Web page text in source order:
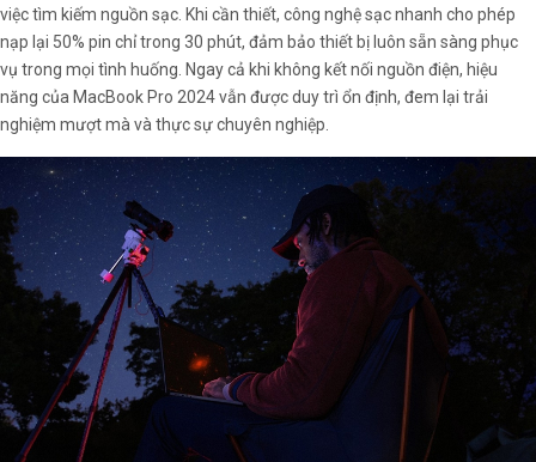
việc tìm kiếm nguồn sạc. Khi cần thiết, công nghệ sạc nhanh cho phép
nạp lại 50% pin chỉ trong 30 phút, đảm bảo thiết bị luôn sẵn sàng phục
vụ trong mọi tình huống. Ngay cả khi không kết nối nguồn điện, hiệu
năng của MacBook Pro 2024 vẫn được duy trì ổn định, đem lại trải
nghiệm mượt mà và thực sự chuyên nghiệp.